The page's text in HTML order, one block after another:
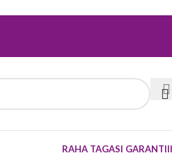
RAHA TAGASI GARANTII